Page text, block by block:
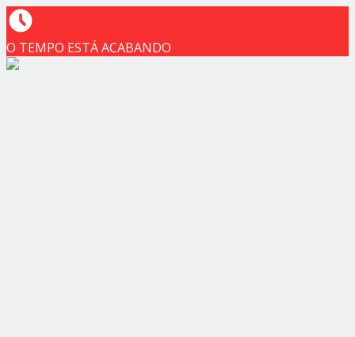
O TEMPO ESTÁ ACABANDO